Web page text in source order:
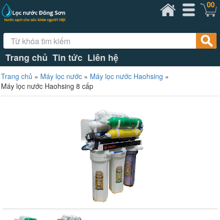
Trang chủ Tin tức Liên hệ
00
Trang chủ » Máy lọc nước » Máy lọc nước Haohsing »
Máy lọc nước Haohsing 8 cấp